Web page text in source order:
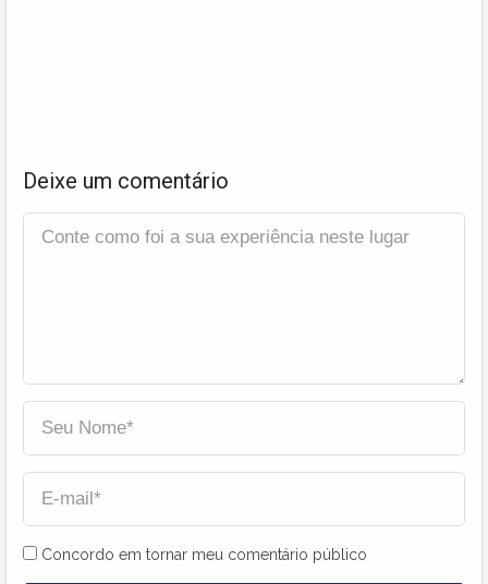
Deixe um comentário
Concordo em tornar meu comentário público